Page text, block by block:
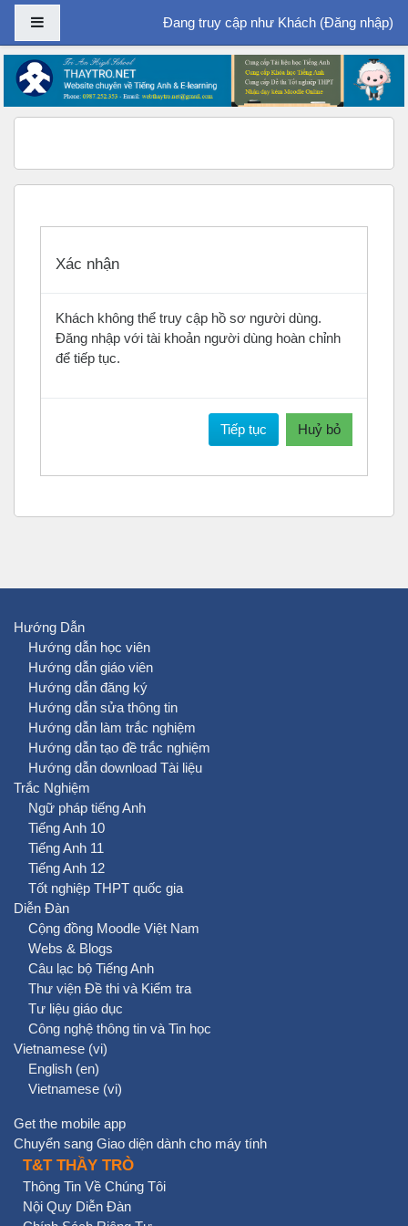
Chuyển tới nội dung chính
Bảng điều khiển cạnhĐang truy cập như Khách (Đăng nhập)
Xác nhận
Khách không thể truy cập hồ sơ người dùng.
Đăng nhập với tài khoản người dùng hoàn chỉnh
để tiếp tục.
Tiếp tục Huỷ bỏ
Hướng Dẫn
Hướng dẫn học viên
Hướng dẫn giáo viên
Hướng dẫn đăng ký
Hướng dẫn sửa thông tin
Hướng dẫn làm trắc nghiệm
Hướng dẫn tạo đề trắc nghiệm
Hướng dẫn download Tài liệu
Trắc Nghiệm
Ngữ pháp tiếng Anh
Tiếng Anh 10
Tiếng Anh 11
Tiếng Anh 12
Tốt nghiệp THPT quốc gia
Diễn Đàn
Cộng đồng Moodle Việt Nam
Webs & Blogs
Câu lạc bộ Tiếng Anh
Thư viện Đề thi và Kiểm tra
Tư liệu giáo dục
Công nghệ thông tin và Tin học
Vietnamese ‎(vi)‎
English ‎(en)‎
Vietnamese ‎(vi)‎
Get the mobile app
Chuyển sang Giao diện dành cho máy tính
T&T THẦY TRÒ
Thông Tin Về Chúng Tôi
Nội Quy Diễn Đàn